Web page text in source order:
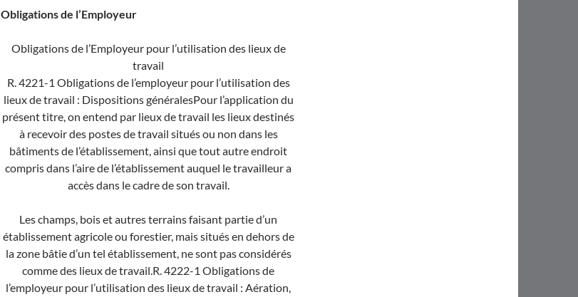
Obligations de l’Employeur
Obligations de l’Employeur pour l’utilisation des lieux de
travail
R. 4221-1 Obligations de l’employeur pour l’utilisation des
lieux de travail : Dispositions généralesPour l’application du
présent titre, on entend par lieux de travail les lieux destinés
à recevoir des postes de travail situés ou non dans les
bâtiments de l’établissement, ainsi que tout autre endroit
compris dans l’aire de l’établissement auquel le travailleur a
accès dans le cadre de son travail.
Les champs, bois et autres terrains faisant partie d’un
établissement agricole ou forestier, mais situés en dehors de
la zone bâtie d’un tel établissement, ne sont pas considérés
comme des lieux de travail.R. 4222-1 Obligations de
l’employeur pour l’utilisation des lieux de travail : Aération,